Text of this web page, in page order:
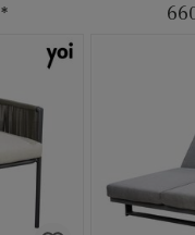
*